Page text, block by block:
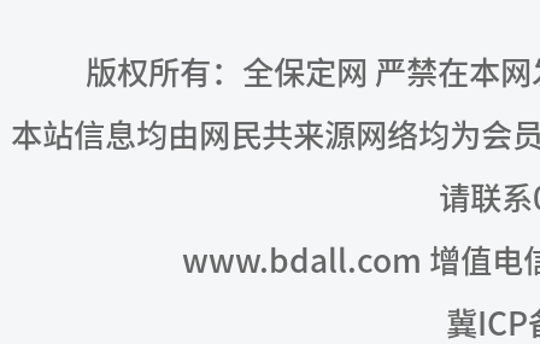
版权所有：全保定网 严禁在本
本站信息均由网民共来源网络均为会
请联
www.bdall.com 增值电
冀ICP